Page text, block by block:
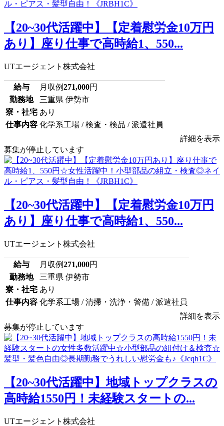
【20~30代活躍中】【定着慰労金10万円
あり】座り仕事で高時給1、550...
UTエージェント株式会社
給与 月収例271,000円
勤務地
三重県 伊勢市
寮・社宅 あり
仕事内容 化学系工場 / 検査・検品 / 派遣社員
詳細を表示
募集が停止しています
【20~30代活躍中】【定着慰労金10万円
あり】座り仕事で高時給1、550...
UTエージェント株式会社
給与 月収例271,000円
勤務地
三重県 伊勢市
寮・社宅 あり
仕事内容 化学系工場 / 清掃・洗浄・警備 / 派遣社員
詳細を表示
募集が停止しています
【20~30代活躍中】地域トップクラスの
高時給1550円！未経験スタートの...
UTエージェント株式会社